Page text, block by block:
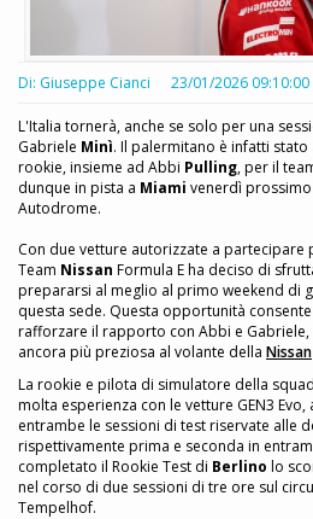
Di: Giuseppe Cianci 23/01/2026 09:10:00
L'Italia tornerà, anche se solo per una
Gabriele Minì. Il palermitano è infatti
rookie, insieme ad Abbi Pulling, per il
dunque in pista a Miami venerdì
Autodrome.
Con due vetture autorizzate a partecipare
Team Nissan Formula E ha deciso di
prepararsi al meglio al primo weekend di
questa sede. Questa opportunità
rafforzare il rapporto con Abbi e
ancora più preziosa al volante della Nissan
La rookie e pilota di simulatore della
molta esperienza con le vetture GEN3
entrambe le sessioni di test riservate alle
rispettivamente prima e seconda in
completato il Rookie Test di Berlino lo
nel corso di due sessioni di tre ore sul
Tempelhof.